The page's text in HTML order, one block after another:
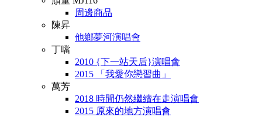
周邊商品
陳昇
他鄉夢河演唱會
丁噹
2010 {下一站天后}演唱會
2015 「我愛你戀習曲」
萬芳
2018 時間仍然繼續在走演唱會
2015 原來的地方演唱會